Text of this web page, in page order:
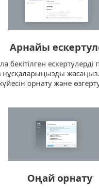
Арнайы
бекітілген
нұсқаларыңызды
орнату және
Оңай орнату